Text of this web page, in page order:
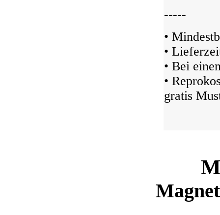
-----
•
•
• Bei
•
gratis